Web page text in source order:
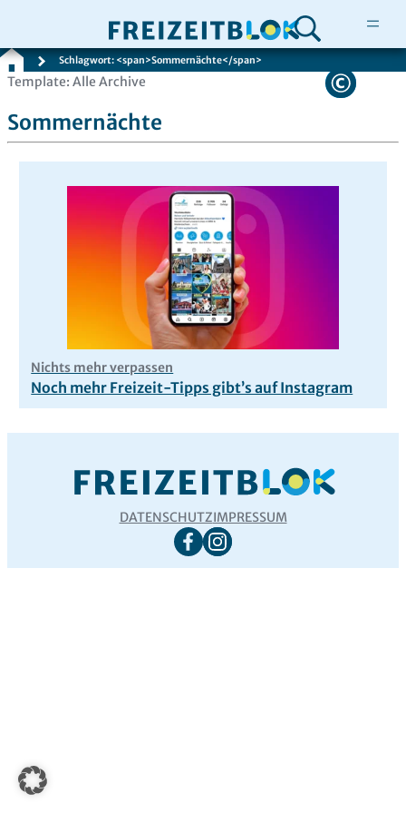
Zum
springen
Schlagwort: <span>Sommernächte</span>
Template: Alle Archive
Sommernächte
Nichts mehr verpassen
Noch mehr Freizeit-Tipps gibt’s auf Instagram
DATENSCHUTZIMPRESSUM